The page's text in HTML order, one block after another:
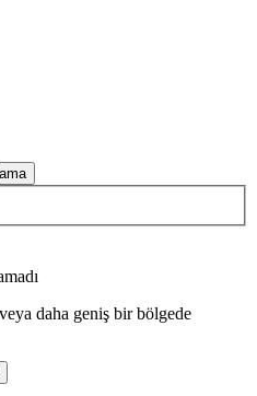
daha geniş bir bölgede